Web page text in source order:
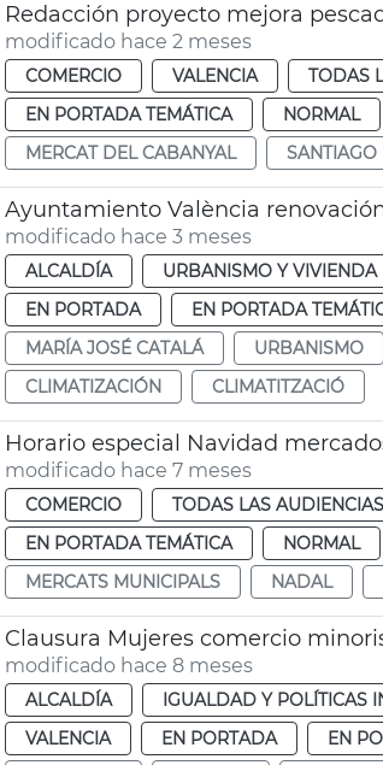
Redacción proyecto mejora
modificado hace 2 meses
COMERCIO VALENCIA TODAS
EN PORTADA TEMÁTICA
NORMAL
MERCAT DEL CABANYAL
SANTIAGO
Ayuntamiento València
modificado hace 3 meses
ALCALDÍA URBANISMO Y VIVIENDA
EN PORTADA
EN PORTADA
MARÍA JOSÉ CATALÁ
URBANISMO
CLIMATIZACIÓN
CLIMATITZACIÓ
Horario especial Navidad
modificado hace 7 meses
COMERCIO TODAS LAS AUDIENCIAS
EN PORTADA TEMÁTICA
NORMAL
MERCATS MUNICIPALS
NADAL
Clausura Mujeres comercio
modificado hace 8 meses
ALCALDÍA IGUALDAD Y POLÍTICAS
VALENCIA
EN PORTADA EN